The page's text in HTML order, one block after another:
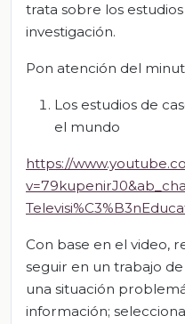
trata sobre los
investigación.
Pon atención del
Los estudios de
el mundo
https://
Con base en el video,
seguir en un trabajo
una situación
información;